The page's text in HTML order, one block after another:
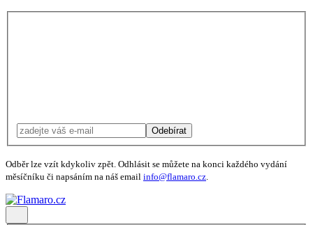
Odebírat
Odběr lze vzít kdykoliv zpět. Odhlásit se můžete na konci každého vydání
měsíčníku či napsáním na náš email info@flamaro.cz.